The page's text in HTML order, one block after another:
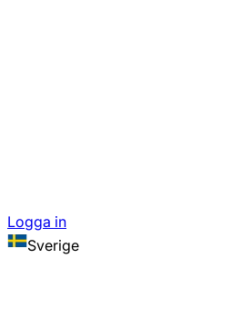
Logga in
Sverige